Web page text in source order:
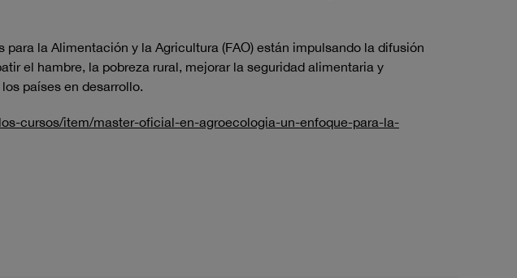
la Alimentación y la Agricultura (FAO) están impulsando la difusión
el hambre, la pobreza rural, mejorar la seguridad alimentaria y
países en desarrollo.
cursos/item/master-oficial-en-agroecologia-un-enfoque-para-la-